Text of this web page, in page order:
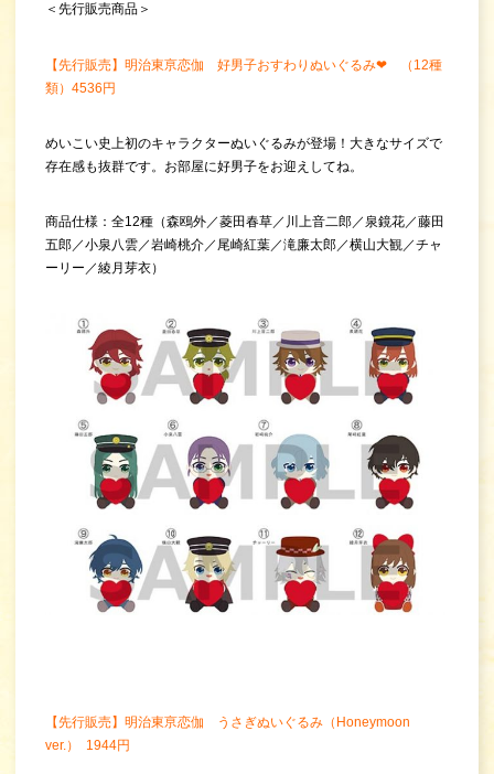
＜先行販売商品＞
【先行販売】明治東亰恋伽 好男子おすわりぬいぐるみ❤ （12種
類）4536円
めいこい史上初のキャラクターぬいぐるみが登場！大きなサイズで
存在感も抜群です。お部屋に好男子をお迎えしてね。
商品仕様：全12種（森鴎外／菱田春草／川上音二郎／泉鏡花／藤田
五郎／小泉八雲／岩崎桃介／尾崎紅葉／滝廉太郎／横山大観／チャ
ーリー／綾月芽衣）
【先行販売】明治東亰恋伽 うさぎぬいぐるみ（Honeymoon
ver.） 1944円